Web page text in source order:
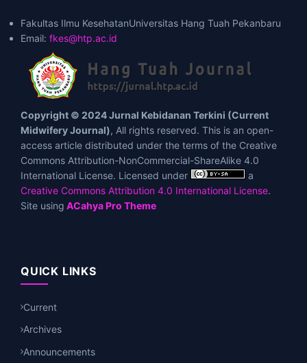
Fakultas Ilmu KesehatanUniversitas Hang Tuah Pekanbaru
Email: fkes@htp.ac.id
Copyright © 2024 Jurnal Kebidanan Terkini (Current
Midwifery Journal), All rights reserved. This is an open-
access article distributed under the terms of the Creative
Commons Attribution-NonCommercial-ShareAlike 4.0
International License. Licensed under
a
Creative Commons Attribution 4.0 International License.
Site using ACahya Pro Theme
QUICK LINKS
Current
Archives
Announcements